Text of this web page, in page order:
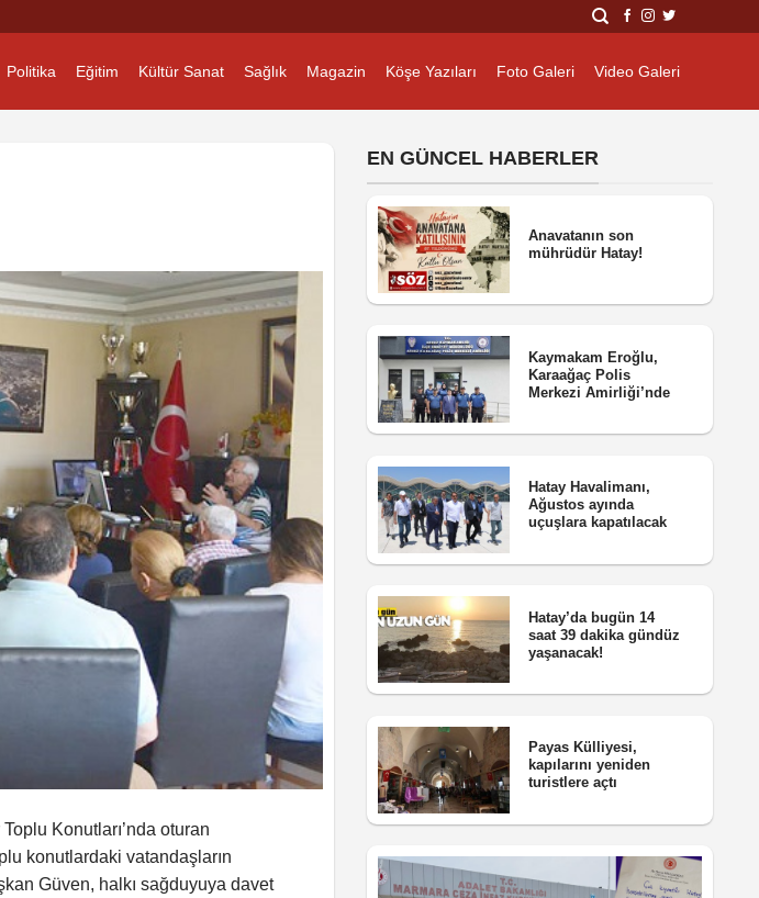
Politika Eğitim Kültür Sanat Sağlık Magazin Köşe Yazıları Foto Galeri Video Galeri
Konutları’nda oturan
konutlardaki vatandaşların
Güven, halkı sağduyuya davet
EN GÜNCEL HABERLER
Anavatanın son
mührüdür Hatay!
Kaymakam Eroğlu,
Karaağaç Polis
Merkezi Amirliği’nde
Hatay Havalimanı,
Ağustos ayında
uçuşlara kapatılacak
Hatay’da bugün 14
saat 39 dakika gündüz
yaşanacak!
Payas Külliyesi,
kapılarını yeniden
turistlere açtı